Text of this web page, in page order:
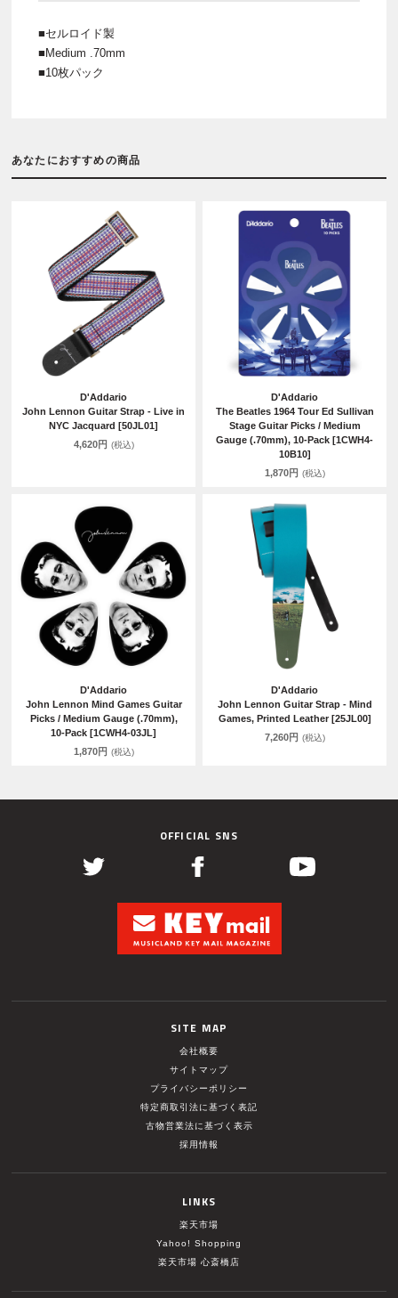
■セルロイド製
■Medium .70mm
■10枚パック
あなたにおすすめの商品
D'Addario
John Lennon Guitar Strap - Live in
NYC Jacquard [50JL01]
4,620円 (税込)
D'Addario
The Beatles 1964 Tour Ed Sullivan
Stage Guitar Picks / Medium
Gauge (.70mm), 10-Pack [1CWH4-
10B10]
1,870円 (税込)
D'Addario
John Lennon Mind Games Guitar
Picks / Medium Gauge (.70mm),
10-Pack [1CWH4-03JL]
1,870円 (税込)
D'Addario
John Lennon Guitar Strap - Mind
Games, Printed Leather [25JL00]
7,260円 (税込)
OFFICIAL SNS
SITE MAP
会社概要
サイトマップ
プライバシーポリシー
特定商取引法に基づく表記
古物営業法に基づく表示
採用情報
LINKS
楽天市場
Yahoo! Shopping
楽天市場 心斎橋店